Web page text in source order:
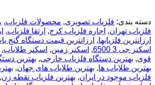
دسته بندی: فلزیاب تصویری, محصولات فلزیاب,
فلزیاب تهران, اجاره فلزیاب کرج, ارتقا فلزیاب,
ارزانترین فلزیابها, ارزانترین قیمت دستگاه گنج
اسکنر جی 3 6500
, اسکنر زمین, اسکنر طلایاب,
قوی, بهترین دستگاه فلزیاب خارجی, بهترین
بهترین طلایاب ها, بهترین طلایاب های جهان,
فلزیاب موجود در ایران, بهترین فلزیاب نقطه زن,